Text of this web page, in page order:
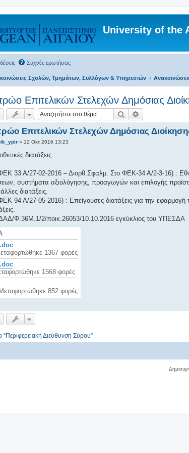
University of the
Συχνές ερωτήσεις
Σχολών, Τμημάτων, Συλλόγων & Υπηρεσιών
Επιτελικών Στελεχών Δημόσιας
Αναζήτηση
Επιτελικών Στελεχών Δημόσιας
» 12 Οκτ 2016 13:23
διατάξεις
33 Α/27-02-2016 – Διορθ.Σφαλμ. Στο ΦΕΚ-34 Α/2-3-16) :
συστήματα αξιολόγησης, προαγωγών και επιλογής
διατάξεις.
94 Α/27-05-2016) : Επείγουσες διατάξεις για την
Φ.36Μ.1/2/ποικ.26053/10.10.2016 εγκύκλιος του ΥΠΕΣΔΑ
1367 φορές
1568 φορές
852 φορές
“Περιφερειακή Διεύθυνση Σύρου”